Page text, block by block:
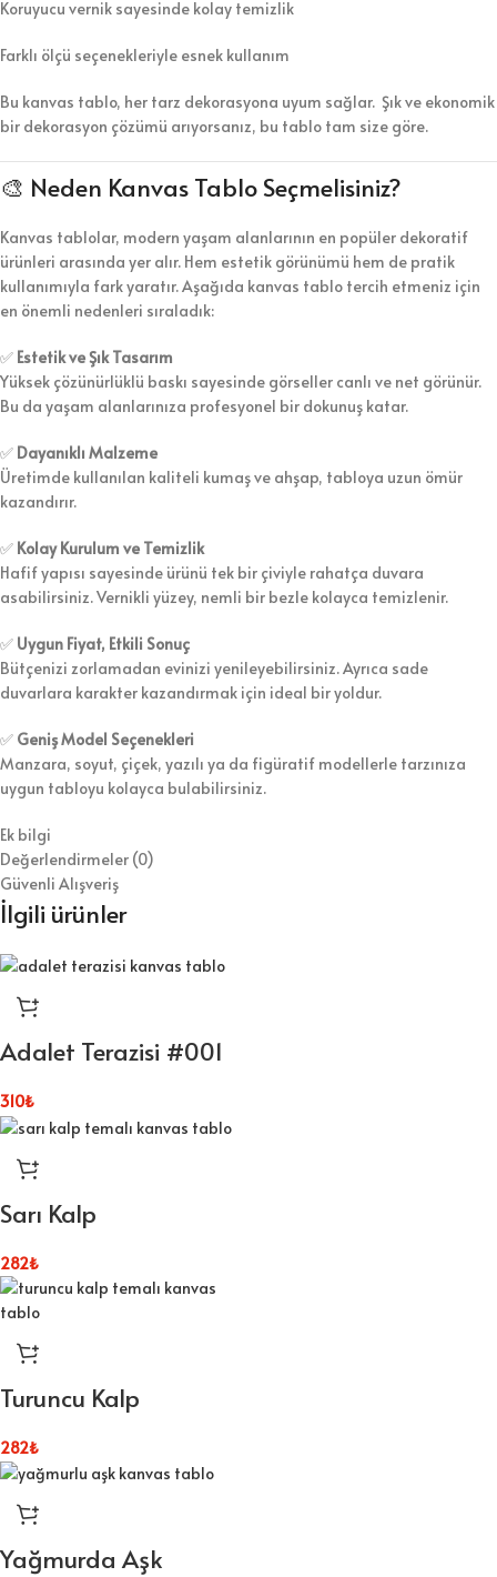
Koruyucu vernik sayesinde kolay temizlik
Farklı ölçü seçenekleriyle esnek kullanım
Bu kanvas tablo, her tarz dekorasyona uyum sağlar. Şık ve ekonomik
bir dekorasyon çözümü arıyorsanız, bu tablo tam size göre.
🎨 Neden Kanvas Tablo Seçmelisiniz?
Kanvas tablolar, modern yaşam alanlarının en popüler dekoratif
ürünleri arasında yer alır. Hem estetik görünümü hem de pratik
kullanımıyla fark yaratır. Aşağıda kanvas tablo tercih etmeniz için
en önemli nedenleri sıraladık:
✅ Estetik ve Şık Tasarım
Yüksek çözünürlüklü baskı sayesinde görseller canlı ve net görünür.
Bu da yaşam alanlarınıza profesyonel bir dokunuş katar.
✅ Dayanıklı Malzeme
Üretimde kullanılan kaliteli kumaş ve ahşap, tabloya uzun ömür
kazandırır.
✅ Kolay Kurulum ve Temizlik
Hafif yapısı sayesinde ürünü tek bir çiviyle rahatça duvara
asabilirsiniz. Vernikli yüzey, nemli bir bezle kolayca temizlenir.
✅ Uygun Fiyat, Etkili Sonuç
Bütçenizi zorlamadan evinizi yenileyebilirsiniz. Ayrıca sade
duvarlara karakter kazandırmak için ideal bir yoldur.
✅ Geniş Model Seçenekleri
Manzara, soyut, çiçek, yazılı ya da figüratif modellerle tarzınıza
uygun tabloyu kolayca bulabilirsiniz.
Ek bilgi
Değerlendirmeler (0)
Güvenli Alışveriş
İlgili ürünler
Adalet Terazisi #001
310₺
Sarı Kalp
282₺
Turuncu Kalp
282₺
Yağmurda Aşk